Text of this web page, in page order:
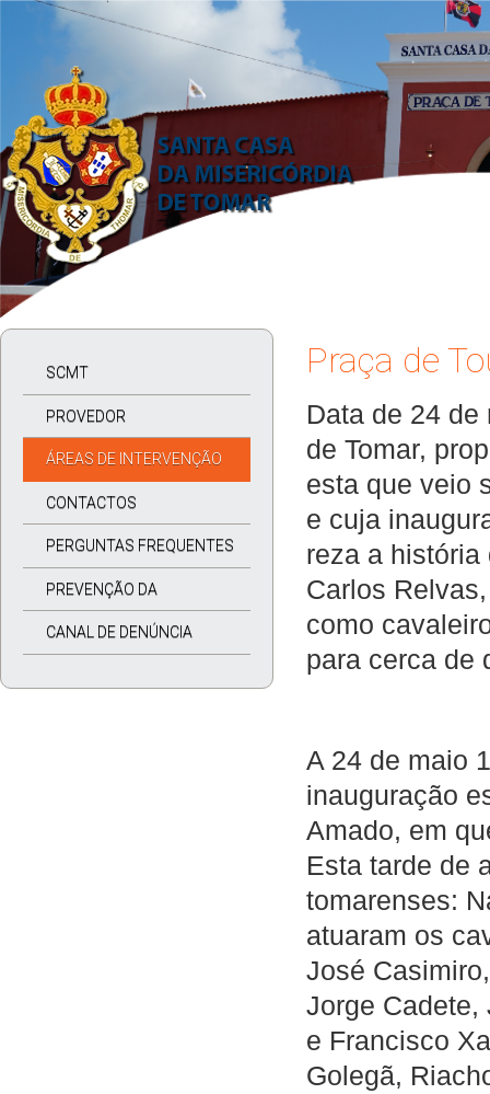
SCMT
PROVEDOR
ÁREAS DE INTERVENÇÃO
CONTACTOS
PERGUNTAS FREQUENTES
PREVENÇÃO DA
CORRUPÇÃO
CANAL DE DENÚNCIA
Praça de
Data de 24 de
de Tomar,
esta que veio
e cuja
reza a
Carlos
como
para cerca de
A 24 de maio
inauguração
Amado, em
Esta tarde de
tomarenses:
atuaram os
José
Jorge Cadete,
e Francisco
Golegã,